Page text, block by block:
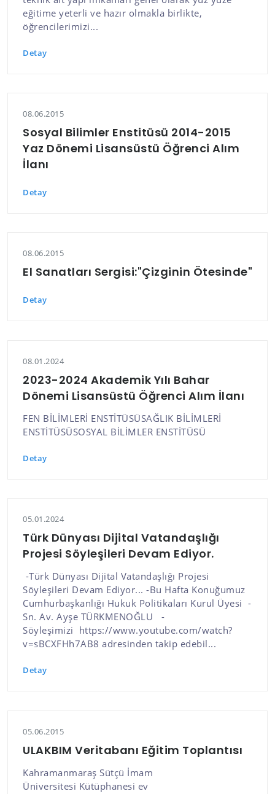
eğitime yeterli ve hazır olmakla birlikte,
öğrencilerimizi...
Detay
08.06.2015
Sosyal Bilimler Enstitüsü 2014-2015
Yaz Dönemi Lisansüstü Öğrenci Alım
İlanı
Detay
08.06.2015
El Sanatları Sergisi:"Çizginin Ötesinde"
Detay
08.01.2024
2023-2024 Akademik Yılı Bahar
Dönemi Lisansüstü Öğrenci Alım İlanı
FEN BİLİMLERİ ENSTİTÜSÜSAĞLIK BİLİMLERİ
ENSTİTÜSÜSOSYAL BİLİMLER ENSTİTÜSÜ
Detay
05.01.2024
Türk Dünyası Dijital Vatandaşlığı
Projesi Söyleşileri Devam Ediyor.
-Türk Dünyası Dijital Vatandaşlığı Projesi
Söyleşileri Devam Ediyor... -Bu Hafta Konuğumuz
Cumhurbaşkanlığı Hukuk Politikaları Kurul Üyesi -
Sn. Av. Ayşe TÜRKMENOĞLU -
Söyleşimizi https://www.youtube.com/watch?
v=sBCXFHh7AB8 adresinden takip edebil...
Detay
05.06.2015
ULAKBIM Veritabanı Eğitim Toplantısı
Kahramanmaraş Sütçü İmam
Üniversitesi Kütüphanesi ev